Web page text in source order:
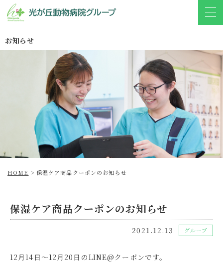
お知らせ
HOME > 保湿ケア商品クーポンのお知らせ
保湿ケア商品クーポンのお知らせ
2021.12.13 グループ
12月14日～12月20日のLINE@クーポンです。